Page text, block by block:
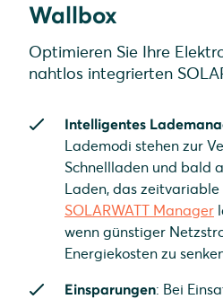
Wallbox
Optimieren Sie Ihre
nahtlos integrierten
Intelligentes
Lademodi stehen zur
Schnellladen und bald
Laden, das
SOLARWATT Manager
wenn günstiger
Energiekosten zu
Einsparungen: Bei